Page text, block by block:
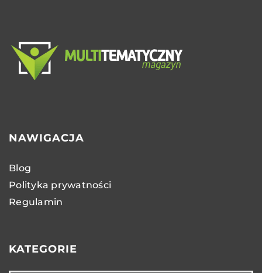
NAWIGACJA
Blog
Polityka prywatności
Regulamin
KATEGORIE